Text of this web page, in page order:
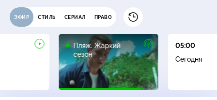
ЭФИР СТИЛЬ СЕРИАЛ ПРАВО
Пляж. Жаркий
сезон
16+
05:00
Сегодня